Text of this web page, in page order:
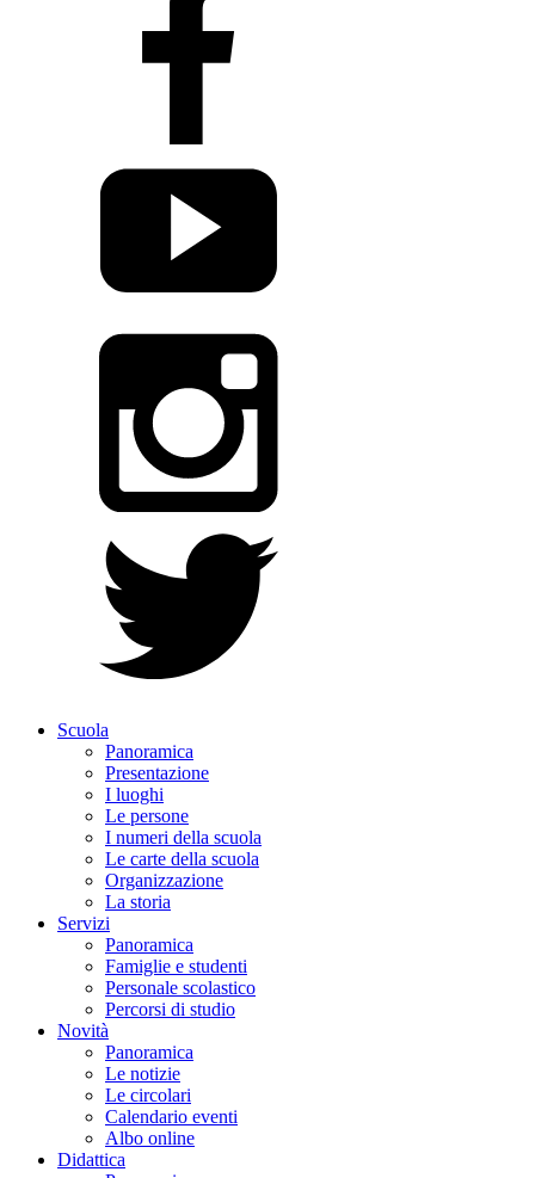
Scuola
Panoramica
Presentazione
I luoghi
Le persone
I numeri della scuola
Le carte della scuola
Organizzazione
La storia
Servizi
Panoramica
Famiglie e studenti
Personale scolastico
Percorsi di studio
Novità
Panoramica
Le notizie
Le circolari
Calendario eventi
Albo online
Didattica